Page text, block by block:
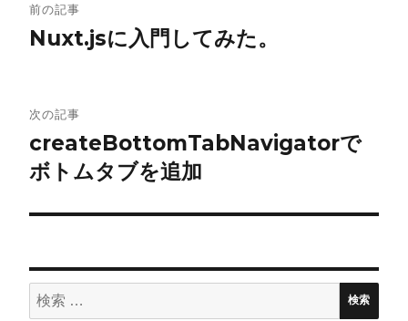
稿
ビ
ゲ
ー
シ
ョ
ン
前の記事
Nuxt.jsに入門してみた。
次の記事
createBottomTabNavigatorで
ボトムタブを追加
検
索:
検索